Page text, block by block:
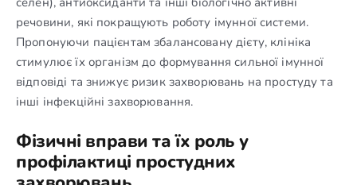
речовини, які покращують роботу імунної системи.
Пропонуючи пацієнтам збалансовану дієту, клініка
стимулює їх організм до формування сильної імунної
відповіді та знижує ризик захворювань на простуду та
інші інфекційні захворювання.
Фізичні вправи та їх роль у
профілактиці простудних